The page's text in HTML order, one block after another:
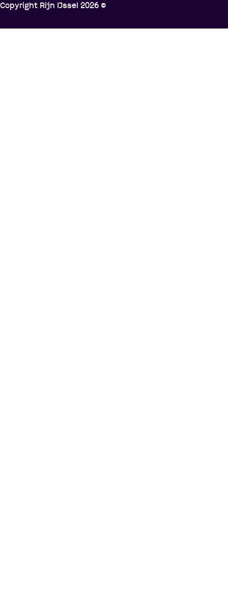
Copyright Rijn IJssel 2026 ©